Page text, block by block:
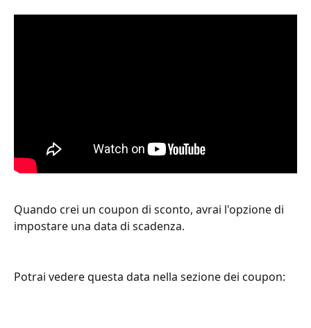
Quando crei un coupon di sconto, avrai l'opzione di
impostare una data di scadenza.
Potrai vedere questa data nella sezione dei coupon: